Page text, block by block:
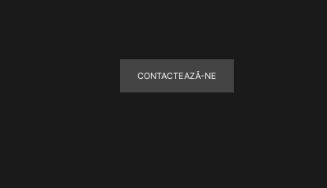
CONTACTEAZĂ-NE